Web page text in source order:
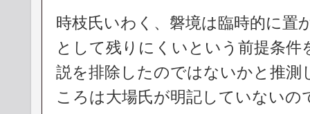
時枝氏いわく、磐境は臨時的に置
として残りにくいという前提条件
説を排除したのではないかと推測
ころは大場氏が明記していないの